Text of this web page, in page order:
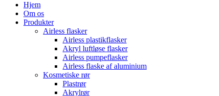
Hjem
Om os
Produkter
Airless flasker
Airless plastikflasker
Akryl luftløse flasker
Airless pumpeflasker
Airless flaske af aluminium
Kosmetiske rør
Plastrør
Akrylrør